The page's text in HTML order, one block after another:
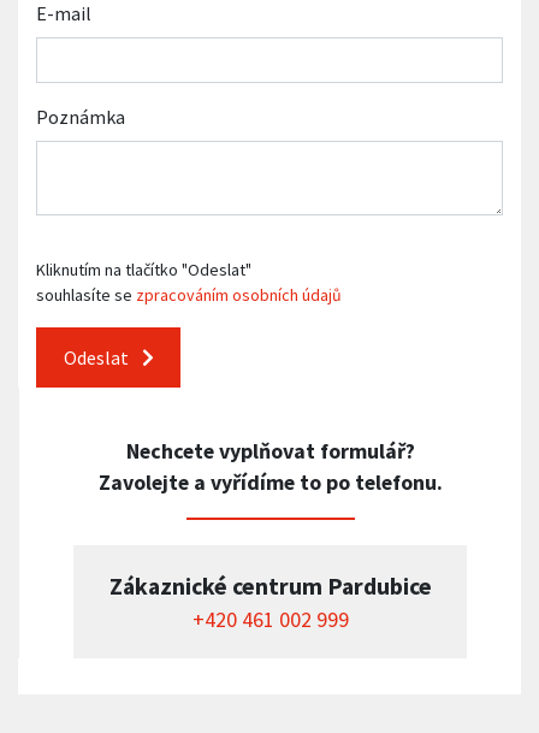
E-mail
Poznámka
Kliknutím na tlačítko "Odeslat"
souhlasíte se zpracováním osobních údajů
Odeslat
Nechcete vyplňovat formulář?
Zavolejte a vyřídíme to po telefonu.
Zákaznické centrum Pardubice
+420 461 002 999